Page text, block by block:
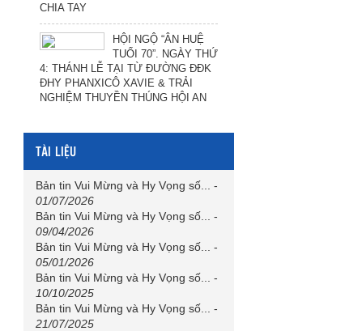
CHIA TAY
HỘI NGỘ “ÂN HUỆ
TUỔI 70”. NGÀY THỨ
4: THÁNH LỄ TẠI TỪ ĐƯỜNG ĐĐK
ĐHY PHANXICÔ XAVIE & TRẢI
NGHIỆM THUYỀN THÚNG HỘI AN
TÀI LIỆU
Bản tin Vui Mừng và Hy Vọng số...
-
01/07/2026
Bản tin Vui Mừng và Hy Vọng số...
-
09/04/2026
Bản tin Vui Mừng và Hy Vọng số...
-
05/01/2026
Bản tin Vui Mừng và Hy Vọng số...
-
10/10/2025
Bản tin Vui Mừng và Hy Vọng số...
-
21/07/2025